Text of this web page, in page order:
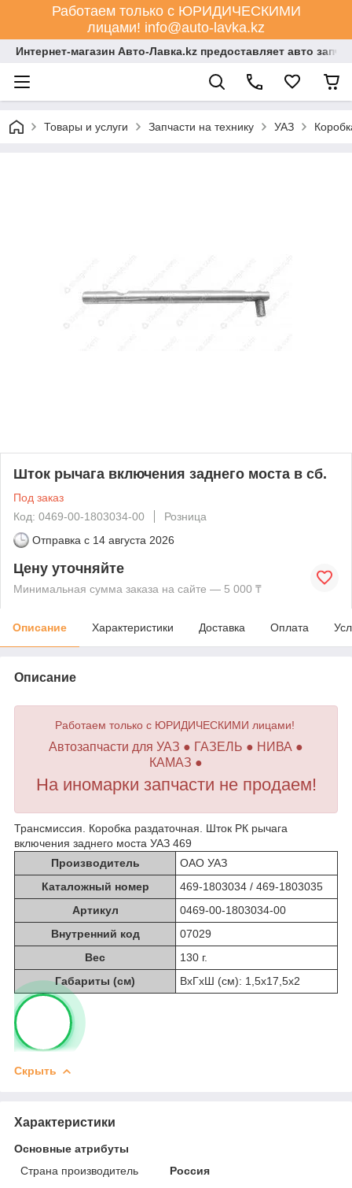
Работаем только с ЮРИДИЧЕСКИМИ
лицами! info@auto-lavka.kz
Интернет-магазин Авто-Лавка.kz предоставляет авто
Товары и услуги Запчасти на технику УАЗ
Шток рычага включения заднего моста в сб.
Под заказ
Код: 0469-00-1803034-00
Розница
Отправка с 14 августа 2026
Цену уточняйте
Минимальная сумма заказа на сайте — 5 000 ₸
Описание Характеристики Доставка Оплата
Описание
Работаем только с ЮРИДИЧЕСКИМИ лицами!
Автозапчасти для УАЗ ● ГАЗЕЛЬ ● НИВА ●
КАМАЗ ●
На иномарки запчасти не продаем!
Трансмиссия. Коробка раздаточная. Шток РК рычага
включения заднего моста УАЗ 469
Производитель
ОАО УАЗ
Каталожный номер
469-1803034 / 469-1803035
Артикул
0469-00-1803034-00
Внутренний код
07029
Вес
130 г.
Габариты (см)
ВхГхШ (см): 1,5х17,5х2
Скрыть
Характеристики
Основные атрибуты
Страна производитель
Россия